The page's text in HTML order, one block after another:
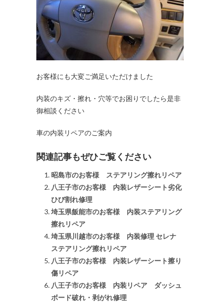
お客様にも大変ご満足いただけました
内装のキズ・擦れ・穴等でお困りでしたら是非
御相談ください
車の内装リペアのご案内
関連記事もぜひご覧ください
昭島市のお客様 ステアリング擦れリペア
八王子市のお客様 内装レザーシート劣化
ひび割れ修理
埼玉県飯能市のお客様 内装ステアリング
擦れリペア
埼玉県川越市のお客様 内装修理 セレナ
ステアリング擦れリペア
八王子市のお客様 内装レザーシート擦り
傷リペア
八王子市のお客様 内装リペア ダッシュ
ボード破れ・剥がれ修理